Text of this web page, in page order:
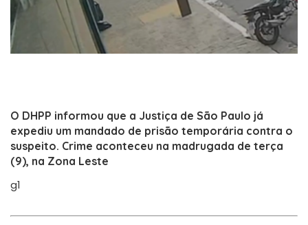
O DHPP informou que a Justiça de São Paulo já
expediu um mandado de prisão temporária contra o
suspeito. Crime aconteceu na madrugada de terça
(9), na Zona Leste
g1